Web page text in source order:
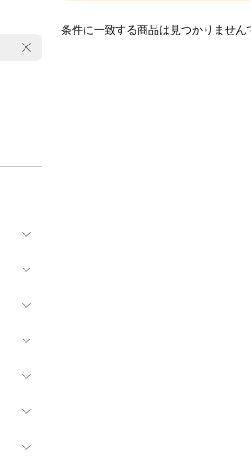
条件に一致する商品は見つかりません